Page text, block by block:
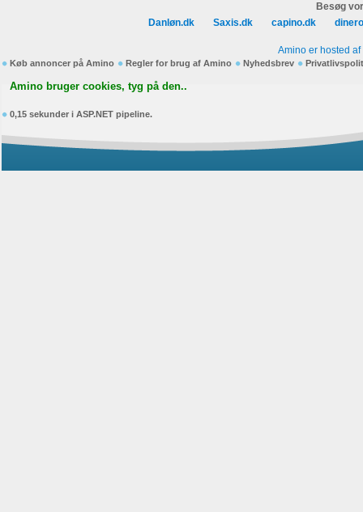
Besøg
Danløn.dk
Saxis.dk capino.dk
Amino er hosted af
Køb annoncer på Amino Regler for brug af Amino Nyhedsbrev
Amino bruger cookies, tyg på den..
0,15 sekunder i ASP.NET pipeline.